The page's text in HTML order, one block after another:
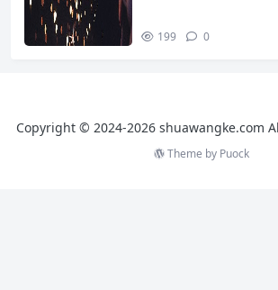
199 0
Copyright © 2024-2026 shuawangke.com
Theme by Puock